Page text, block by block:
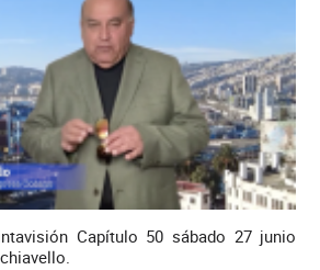
Capítulo 50 sábado 27 junio